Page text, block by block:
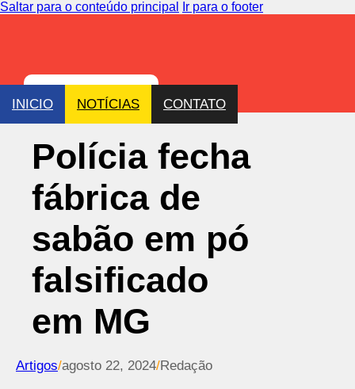
Saltar para o conteúdo principal Ir para o footer
INICIO NOTÍCIAS CONTATO
Polícia fecha
fábrica de
sabão em pó
falsificado
em MG
Artigos/agosto 22, 2024/Redação